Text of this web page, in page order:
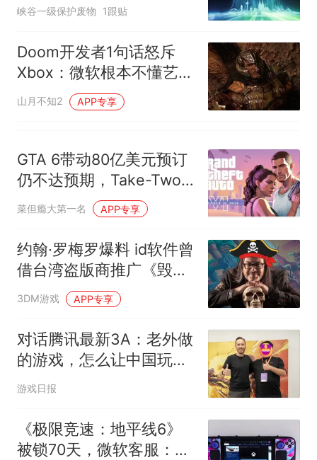
峡谷一级保护废物 1跟贴
Doom开发者1句话怒斥
Xbox：微软根本不懂艺
术！
山月不知2 APP专享
GTA 6带动80亿美元预订
仍不达预期，Take-Two
财报发布后股价大跌
菜但瘾大第一名 APP专享
约翰·罗梅罗爆料 id软件曾
借台湾盗版商推广《毁灭
战士》
3DM游戏 APP专享
对话腾讯最新3A：老外做
的游戏，怎么让中国玩家
“认”？
游戏日报
《极限竞速：地平线6》
被锁70天，微软客服：借